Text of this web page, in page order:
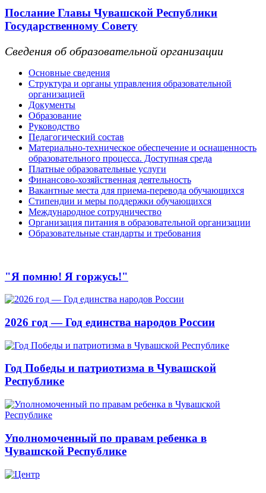
Послание Главы Чувашской Республики
Государственному Совету
Сведения об образовательной организации
Основные сведения
Структура и органы управления образовательной
организацией
Документы
Образование
Руководство
Педагогический состав
Материально-техническое обеспечение и оснащенность
образовательного процесса. Доступная среда
Платные образовательные услуги
Финансово-хозяйственная деятельность
Вакантные места для приема-перевода обучающихся
Стипендии и меры поддержки обучающихся
Международное сотрудничество
Организация питания в образовательной организации
Образовательные стандарты и требования
"Я помню! Я горжусь!"
2026 год — Год единства народов России
Год Победы и патриотизма в Чувашской
Республике
Уполномоченный по правам ребенка в
Чувашской Республике